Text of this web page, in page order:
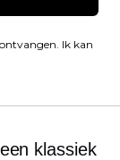
Ik kan
klassiek